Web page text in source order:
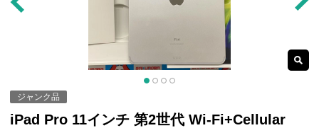
ジャンク品
iPad Pro 11インチ 第2世代 Wi-Fi+Cellular